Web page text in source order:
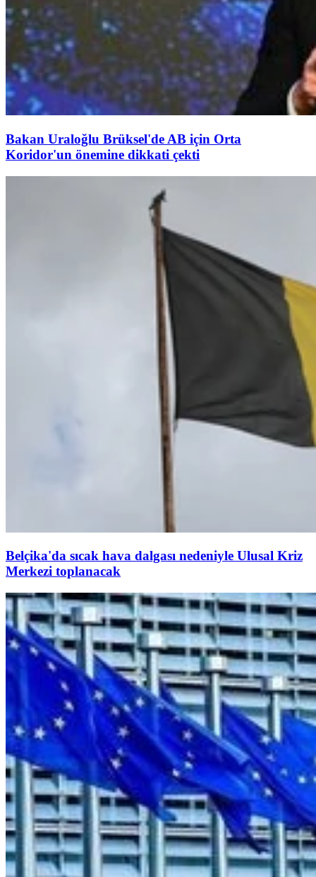
Bakan Uraloğlu Brüksel'de AB için Orta
Koridor'un önemine dikkati çekti
Belçika'da sıcak hava dalgası nedeniyle Ulusal Kriz
Merkezi toplanacak